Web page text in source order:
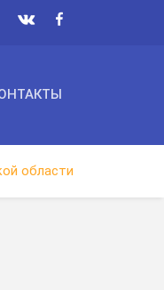
области